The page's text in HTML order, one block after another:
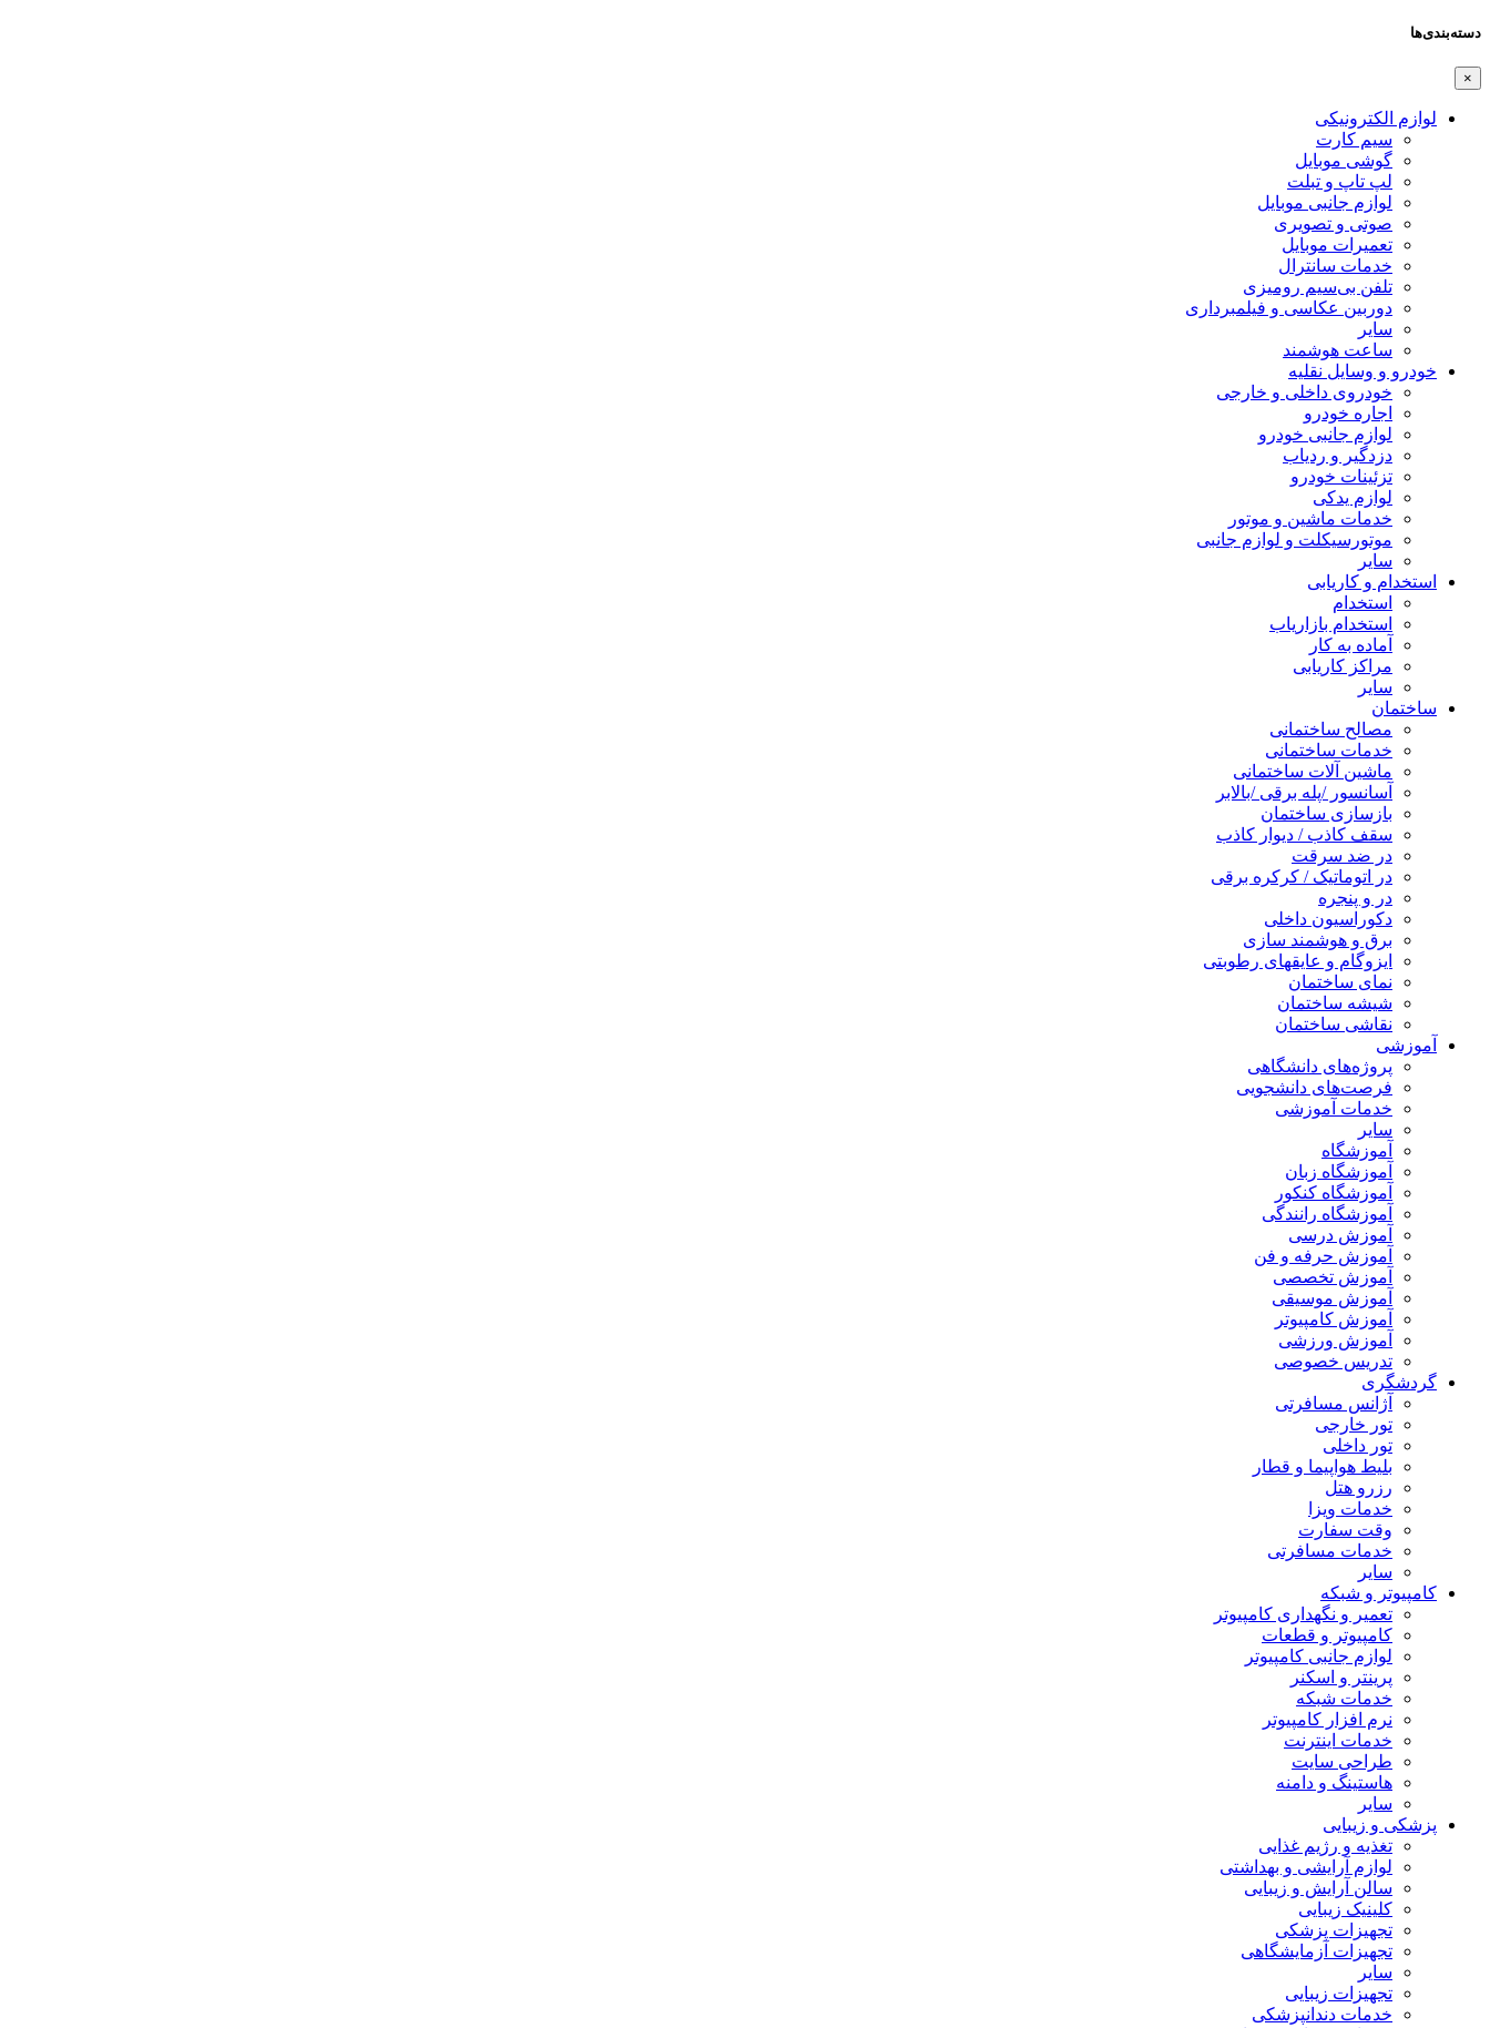
دسته‌بندی‌ها
×
لوازم الکترونیکی
سیم کارت
گوشی موبایل
لپ تاپ و تبلت
لوازم جانبی موبایل
صوتی و تصویری
تعمیرات موبایل
خدمات سانترال
تلفن بی‌سیم رومیزی
دوربین عکاسی و فیلمبرداری
سایر
ساعت هوشمند
خودرو و وسایل نقلیه
خودروی داخلی و خارجی
اجاره خودرو
لوازم جانبی خودرو
دزدگیر و ردیاب
تزئینات خودرو
لوازم یدکی
خدمات ماشین و موتور
موتورسیکلت و لوازم جانبی
سایر
استخدام و کاریابی
استخدام
استخدام بازاریاب
آماده به کار
مراکز کاریابی
سایر
ساختمان
مصالح ساختمانی
خدمات ساختمانی
ماشین آلات ساختمانی
آسانسور /پله برقی /بالابر
بازسازی ساختمان
سقف کاذب / دیوار کاذب
در ضد سرقت
در اتوماتیک / کرکره برقی
در و پنجره
دکوراسیون داخلی
برق و هوشمند سازی
ایزوگام و عایقهای رطوبتی
نمای ساختمان
شیشه ساختمان
نقاشی ساختمان
آموزشی
پروژه‌های دانشگاهی
فرصت‌های دانشجویی
خدمات آموزشی
سایر
آموزشگاه
آموزشگاه زبان
آموزشگاه کنکور
آموزشگاه رانندگی
آموزش درسی
آموزش حرفه و فن
آموزش تخصصی
آموزش موسیقی
آموزش کامپیوتر
آموزش ورزشی
تدریس خصوصی
گردشگری
آژانس مسافرتی
تور خارجی
تور داخلی
بلیط هواپیما و قطار
رزرو هتل
خدمات ویزا
وقت سفارت
خدمات مسافرتی
سایر
کامپیوتر و شبکه
تعمیر و نگهداری کامپیوتر
کامپیوتر و قطعات
لوازم جانبی کامپیوتر
پرینتر و اسکنر
خدمات شبکه
نرم افزار کامپیوتر
خدمات اینترنت
طراحی سایت
هاستینگ و دامنه
سایر
پزشکی و زیبایی
تغذیه و رژیم غذایی
لوازم آرایشی و بهداشتی
سالن آرایش و زیبایی
کلینیک زیبایی
تجهیزات پزشکی
تجهیزات آزمایشگاهی
سایر
تجهیزات زیبایی
خدمات دندانپزشکی